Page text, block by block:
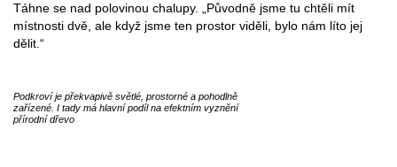
Táhne se nad polovinou chalupy. „Původně jsme tu chtěli mít
místnosti dvě, ale když jsme ten prostor viděli, bylo nám líto jej
dělit.“
Podkroví je překvapivě světlé, prostorné a pohodlně
zařízené. I tady má hlavní podíl na efektním vyznění
přírodní dřevo